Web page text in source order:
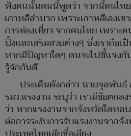
ฟังคนนั้นคนนี้พูดว่า จากนี้คนไทย
เกาหลีลำบาก เพราะเกาหลีเองเ
การท่องเที่ยว จากคนไทย เพราะ
ปิ้งและเสริมสวยต่างๆ ซึ่งเราถือเ
หากมีปัญหาใดๆ ตนจะไปชี้แจงกั
รู้จักกันดี
ประเด็นดังกล่าว นายจุลพัน
รมว.แรงงาน ระบุว่า เรามีข้อตก
ว่า หากแรงงานจากจังหวัดใดหล
ต่อการระงับการรับแรงงานจากจั